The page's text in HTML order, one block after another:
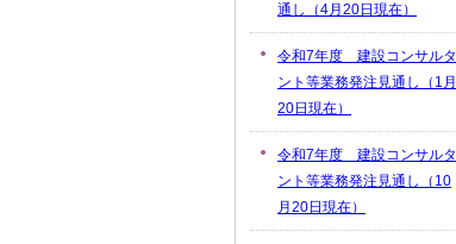
通し（4月20日現在）
令和7年度 建設コンサルタ
ント等業務発注見通し（1月
20日現在）
令和7年度 建設コンサルタ
ント等業務発注見通し（10
月20日現在）